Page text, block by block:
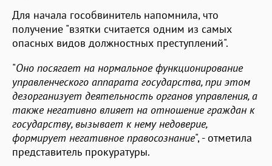
Для начала гособвинитель напомнила, что
получение "взятки считается одним из самых
опасных видов должностных преступлений".
"Оно посягает на нормальное функционирование
управленческого аппарата государства, при этом
дезорганизует деятельность органов управления, а
также негативно влияет на отношение граждан к
государству, вызывает к нему недоверие,
формирует негативное правосознание", - отметила
представитель прокуратуры.